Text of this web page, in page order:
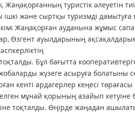
Жаңақорғанның туристік әлеуетін
және сыртқы туризмді дамытуға
Жаңақорған ауданына жұмыс
Өзгент ауылдарының
Бұл бағытта
жүзеге асыруға болатыны
кенті ардагерлер кеңесі
мұнай қорының азайып кетуіне
тоқталды. Өңірде жаңадан